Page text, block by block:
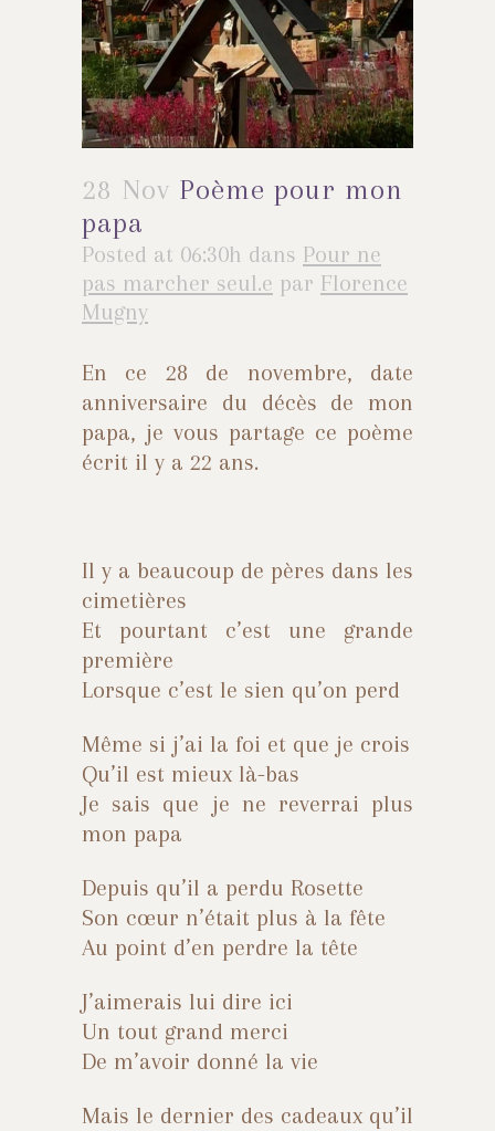
28 Nov Poème pour mon
papa
Posted at 06:30h dans Pour ne
pas marcher seul.e par Florence
Mugny
En ce 28 de novembre, date
anniversaire du décès de mon
papa, je vous partage ce poème
écrit il y a 22 ans.
Il y a beaucoup de pères dans les
cimetières
Et pourtant c’est une grande
première
Lorsque c’est le sien qu’on perd
Même si j’ai la foi et que je crois
Qu’il est mieux là-bas
Je sais que je ne reverrai plus
mon papa
Depuis qu’il a perdu Rosette
Son cœur n’était plus à la fête
Au point d’en perdre la tête
J’aimerais lui dire ici
Un tout grand merci
De m’avoir donné la vie
Mais le dernier des cadeaux qu’il